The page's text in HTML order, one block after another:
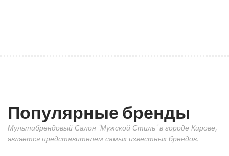
Популярные бренды
Мультибрендовый Салон "Мужской Стиль" в городе Кирове,
является представителем самых известных брендов.